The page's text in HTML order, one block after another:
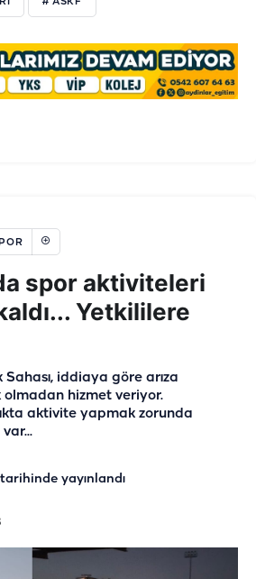
spor aktiviteleri
Yetkililere
iddiaya göre arıza
hizmet veriyor.
aktivite yapmak zorunda
tarihinde yayınlandı